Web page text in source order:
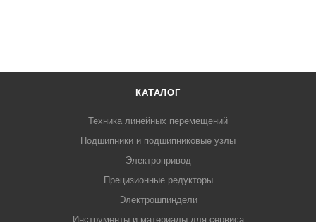
КАТАЛОГ
Техника линейных перемещений
Подшипники и подшипниковые узлы
Электропривод
Прецизионные редукторы
Электрошпиндели
Инструменты и материалы для сервиса